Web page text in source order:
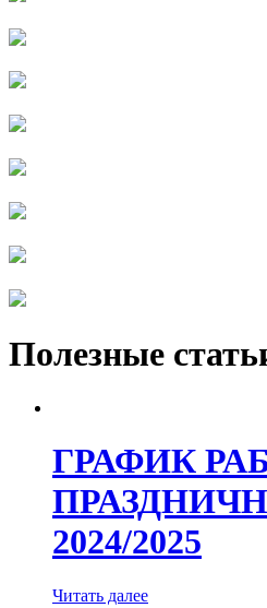
Полезные
ГРАФИК
2024/2025
Читать далее